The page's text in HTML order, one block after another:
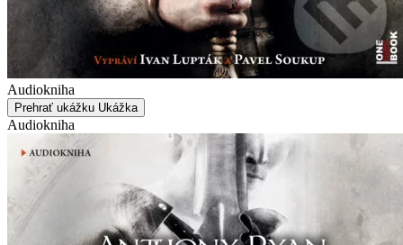
Audiokniha
Prehrať ukážku Ukážka
Audiokniha